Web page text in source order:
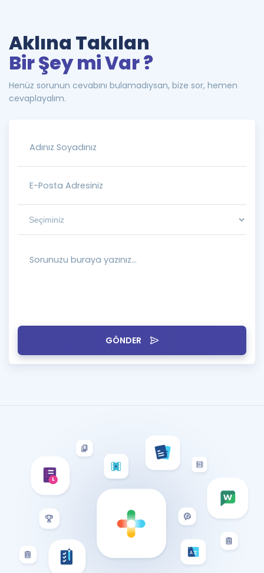
GÖNDER
Aklına Takılan
Bir Şey mi Var ?
Henüz sorunun cevabını bulamadıysan, bize sor, hemen
cevaplayalım.